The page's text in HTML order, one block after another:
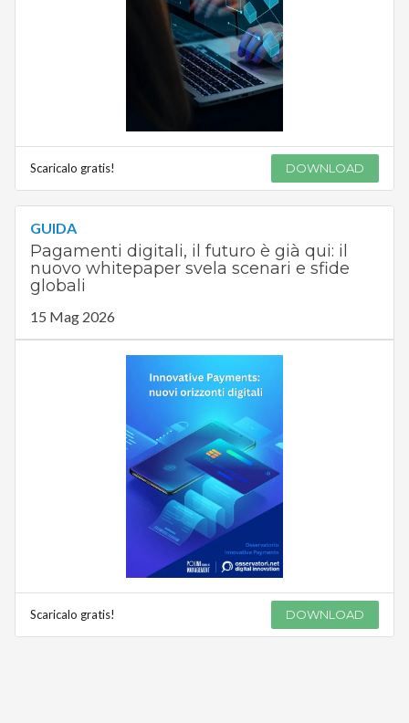
Scaricalo gratis! DOWNLOAD
GUIDA
Pagamenti digitali, il futuro è già qui: il
nuovo whitepaper svela scenari e sfide
globali
15 Mag 2026
Scaricalo gratis! DOWNLOAD